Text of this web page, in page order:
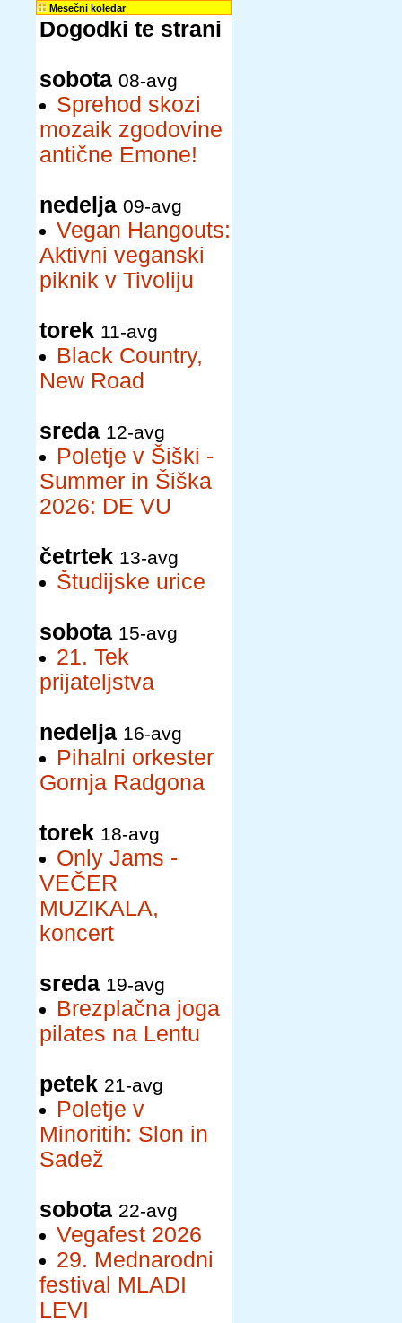
Mesečni koledar
Dogodki te strani
sobota 08-avg
Sprehod skozi
mozaik zgodovine
antične Emone!
nedelja 09-avg
Vegan Hangouts:
Aktivni veganski
piknik v Tivoliju
torek 11-avg
Black Country,
New Road
sreda 12-avg
Poletje v Šiški -
Summer in Šiška
2026: DE VU
četrtek 13-avg
Študijske urice
sobota 15-avg
21. Tek
prijateljstva
nedelja 16-avg
Pihalni orkester
Gornja Radgona
torek 18-avg
Only Jams -
VEČER
MUZIKALA,
koncert
sreda 19-avg
Brezplačna joga
pilates na Lentu
petek 21-avg
Poletje v
Minoritih: Slon in
Sadež
sobota 22-avg
Vegafest 2026
29. Mednarodni
festival MLADI
LEVI